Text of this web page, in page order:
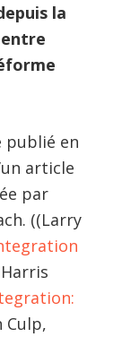
la
publié en
article
par
((Larry
Culp,